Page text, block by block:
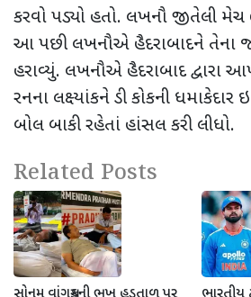
કરવો પડ્યો હતો. લખનૌ જીતેલી મેચ
આ પછી લખનૌએ હૈદરાબાદને તેના જ
હરાવ્યું. લખનૌએ હૈદરાબાદ દ્વારા
રનના લક્ષ્યાંકને ડી કોકની
બોલ બાકી રહેતાં હાંસલ કરી લીધો.
Related Posts